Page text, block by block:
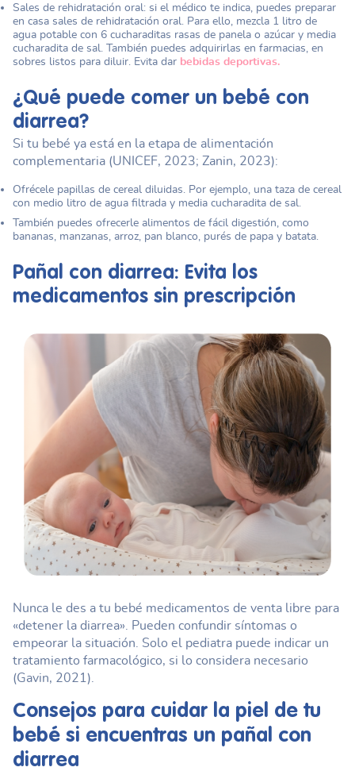
Sales de rehidratación oral: si el médico te indica, puedes preparar
en casa sales de rehidratación oral. Para ello, mezcla 1 litro de
agua potable con 6 cucharaditas rasas de panela o azúcar y media
cucharadita de sal. También puedes adquirirlas en farmacias, en
sobres listos para diluir. Evita dar bebidas deportivas.
¿Qué puede comer un bebé con
diarrea?
Si tu bebé ya está en la etapa de alimentación
complementaria (UNICEF, 2023; Zanin, 2023):
Ofrécele papillas de cereal diluidas. Por ejemplo, una taza de cereal
con medio litro de agua filtrada y media cucharadita de sal.
También puedes ofrecerle alimentos de fácil digestión, como
bananas, manzanas, arroz, pan blanco, purés de papa y batata.
Pañal con diarrea: Evita los
medicamentos sin prescripción
Nunca le des a tu bebé medicamentos de venta libre para
«detener la diarrea». Pueden confundir síntomas o
empeorar la situación. Solo el pediatra puede indicar un
tratamiento farmacológico, si lo considera necesario
(Gavin, 2021).
Consejos para cuidar la piel de tu
bebé si encuentras un pañal con
diarrea